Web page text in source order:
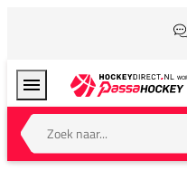
Zoek naar...